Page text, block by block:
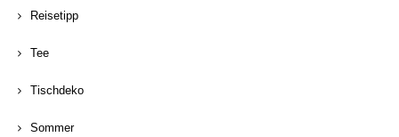
Reisetipp
Tee
Tischdeko
Sommer